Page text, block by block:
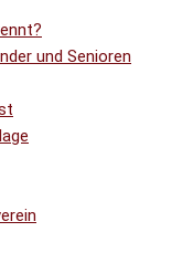
und Senioren